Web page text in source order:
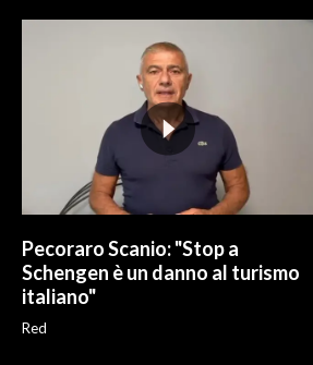
Pecoraro Scanio: "Stop a
Schengen è un danno al turismo
italiano"
Red